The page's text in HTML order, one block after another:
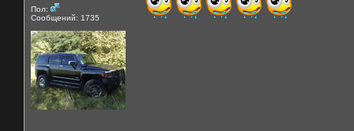
Пол:
Сообщений: 1735